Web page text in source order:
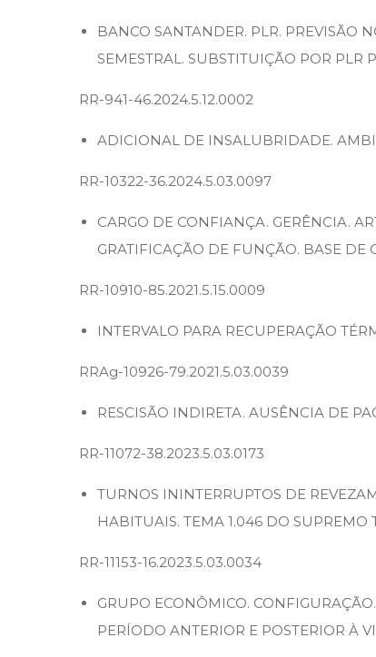
BANCO SANTANDER. PLR. PREVISÃO
SEMESTRAL. SUBSTITUIÇÃO POR PLR
RR-941-46.2024.5.12.0002
ADICIONAL DE INSALUBRIDADE.
RR-10322-36.2024.5.03.0097
CARGO DE CONFIANÇA. GERÊNCIA.
GRATIFICAÇÃO DE FUNÇÃO. BASE DE
RR-10910-85.2021.5.15.0009
INTERVALO PARA RECUPERAÇÃO
RRAg-10926-79.2021.5.03.0039
RESCISÃO INDIRETA. AUSÊNCIA DE
RR-11072-38.2023.5.03.0173
TURNOS ININTERRUPTOS DE
HABITUAIS. TEMA 1.046 DO SUPREMO
RR-11153-16.2023.5.03.0034
GRUPO ECONÔMICO.
PERÍODO ANTERIOR E POSTERIOR À